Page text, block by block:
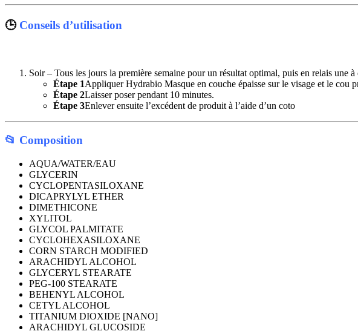
🕒Conseils d’utilisation
Soir – Tous les jours la première semaine pour un résultat optimal, puis en relais une
Étape 1Appliquer Hydrabio Masque en couche épaisse sur le visage et le
Étape 2Laisser poser pendant 10 minutes.
Étape 3Enlever ensuite l’excédent de produit à l’aide d’un coto
📂 Composition
AQUA/WATER/EAU
GLYCERIN
CYCLOPENTASILOXANE
DICAPRYLYL ETHER
DIMETHICONE
XYLITOL
GLYCOL PALMITATE
CYCLOHEXASILOXANE
CORN STARCH MODIFIED
ARACHIDYL ALCOHOL
GLYCERYL STEARATE
PEG-100 STEARATE
BEHENYL ALCOHOL
CETYL ALCOHOL
TITANIUM DIOXIDE [NANO]
ARACHIDYL GLUCOSIDE